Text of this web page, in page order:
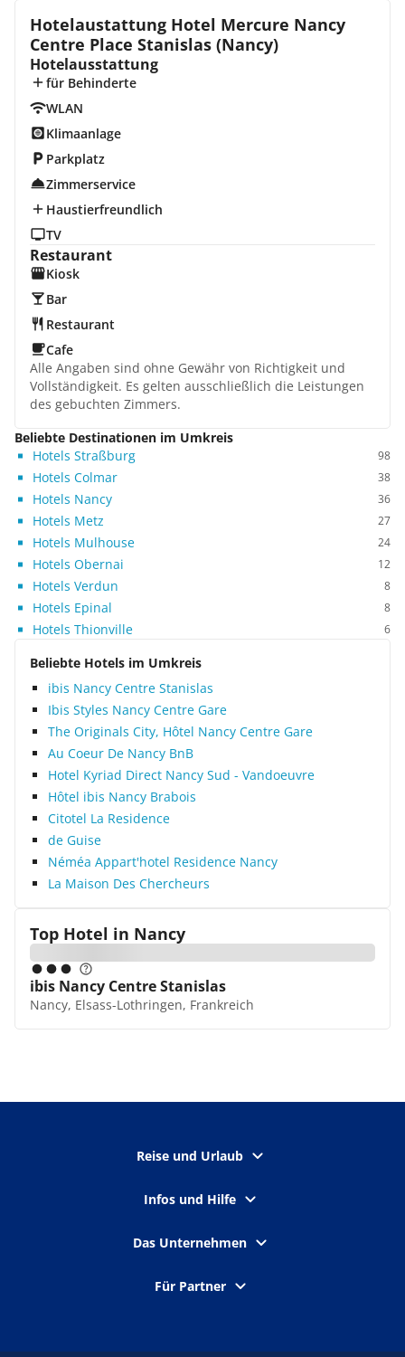
Hotelaustattung Hotel Mercure Nancy
Centre Place Stanislas (Nancy)
Hotelausstattung
für Behinderte
WLAN
Klimaanlage
Parkplatz
Zimmerservice
Haustierfreundlich
TV
Restaurant
Kiosk
Bar
Restaurant
Cafe
Alle Angaben sind ohne Gewähr von Richtigkeit und
Vollständigkeit. Es gelten ausschließlich die Leistungen
des gebuchten Zimmers.
Beliebte Destinationen im Umkreis
Hotels Straßburg
98
Hotels Colmar 38
Hotels Nancy 36
Hotels Metz 27
Hotels Mulhouse 24
Hotels Obernai 12
Hotels Verdun 8
Hotels Epinal 8
Hotels Thionville 6
Beliebte Hotels im Umkreis
ibis Nancy Centre Stanislas
Ibis Styles Nancy Centre Gare
The Originals City, Hôtel Nancy Centre Gare
Au Coeur De Nancy BnB
Hotel Kyriad Direct Nancy Sud - Vandoeuvre
Hôtel ibis Nancy Brabois
Citotel La Residence
de Guise
Néméa Appart'hotel Residence Nancy
La Maison Des Chercheurs
Top Hotel in Nancy
ibis Nancy Centre Stanislas
Nancy, Elsass-Lothringen, Frankreich
Reise und Urlaub
Infos und Hilfe
Das Unternehmen
Für Partner